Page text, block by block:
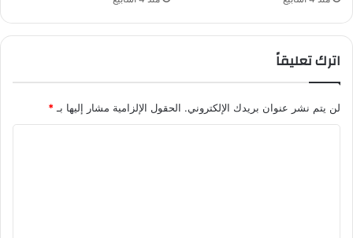
اترك تعليقاً
لن يتم نشر عنوان بريدك الإلكتروني. الحقول الإلزامية مشار إليها بـ*